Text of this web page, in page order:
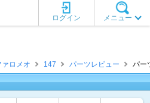
メニュー
ログイン
ァロメオ 147 パーツレビュー パー